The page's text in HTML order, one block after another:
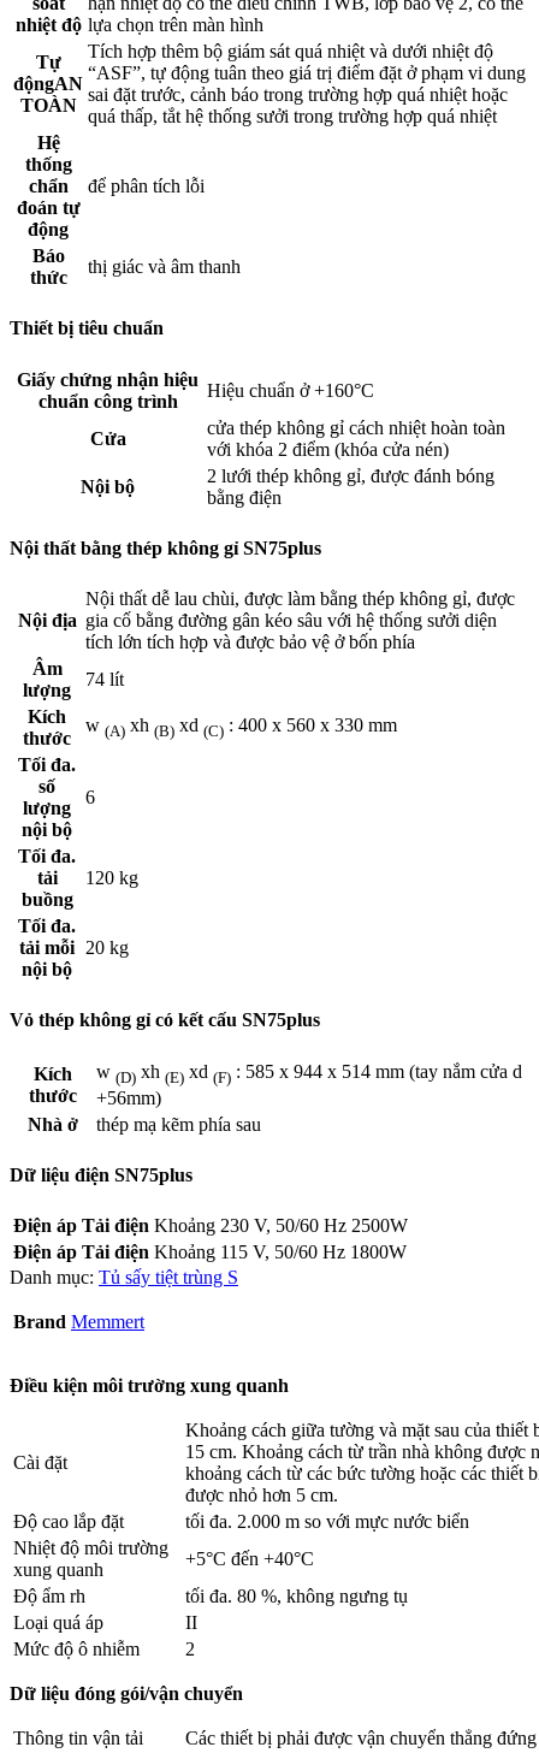
nhiệt độ lựa chọn trên màn hình
Tự
độngAN
TOÀN
Tích hợp thêm bộ giám sát quá nhiệt và dưới nhiệt độ
“ASF”, tự động tuân theo giá trị điểm đặt ở phạm vi dung
sai đặt trước, cảnh báo trong trường hợp quá nhiệt hoặc
quá thấp, tắt hệ thống sưởi trong trường hợp quá nhiệt
Hệ
thống
chẩn
đoán tự
động
để phân tích lỗi
Báo
thức
thị giác và âm thanh
Thiết bị tiêu chuẩn
Giấy chứng nhận hiệu
chuẩn công trình
Hiệu chuẩn ở +160°C
Cửa
cửa thép không gỉ cách nhiệt hoàn toàn
với khóa 2 điểm (khóa cửa nén)
Nội bộ
2 lưới thép không gỉ, được đánh bóng
bằng điện
Nội thất bằng thép không gỉ SN75plus
Nội địa
Nội thất dễ lau chùi, được làm bằng thép không gỉ, được
gia cố bằng đường gân kéo sâu với hệ thống sưởi diện
tích lớn tích hợp và được bảo vệ ở bốn phía
Âm
lượng
74 lít
Kích
thước
w (A) xh (B) xd (C) : 400 x 560 x 330 mm
Tối đa.
số
lượng
nội bộ
6
Tối đa.
tải
buồng
120 kg
Tối đa.
tải mỗi
nội bộ
20 kg
Vỏ thép không gỉ có kết cấu SN75plus
Kích
thước
w (D) xh (E) xd (F) : 585 x 944 x 514 mm (tay nắm cửa d
+56mm)
Nhà ở
thép mạ kẽm phía sau
Dữ liệu điện SN75plus
Điện áp Tải điện Khoảng 230 V, 50/60 Hz 2500W
Điện áp Tải điện Khoảng 115 V, 50/60 Hz 1800W
Danh mục: Tủ sấy tiệt trùng S
Brand Memmert
Điều kiện môi trường xung quanh
Cài đặt
Khoảng cách giữa tường và mặt sau của thiết
15 cm. Khoảng cách từ trần nhà không được
khoảng cách từ các bức tường hoặc các thiết
được nhỏ hơn 5 cm.
Độ cao lắp đặt
tối đa. 2.000 m so với mực nước biển
Nhiệt độ môi trường
xung quanh
+5°C đến +40°C
Độ ẩm rh
tối đa. 80 %, không ngưng tụ
Loại quá áp
II
Mức độ ô nhiễm
2
Dữ liệu đóng gói/vận chuyển
Thông tin vận tải
Các thiết bị phải được vận chuyển thẳng đứng